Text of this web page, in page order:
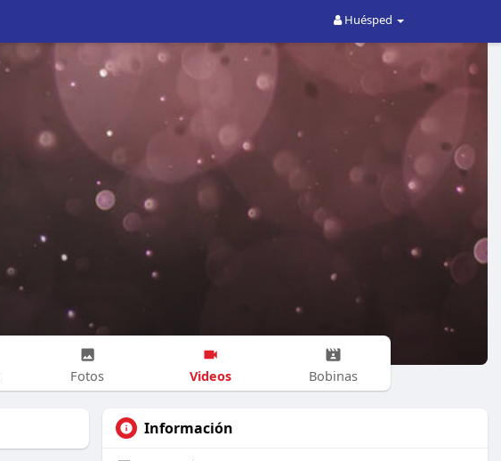
Huésped
Fotos Videos Bobinas
Información